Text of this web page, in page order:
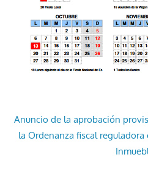
Anuncio de la aprobación
la Ordenanza fiscal